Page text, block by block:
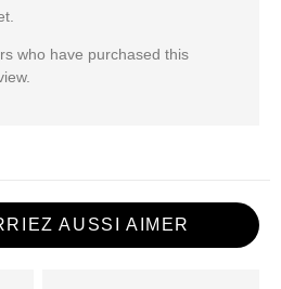
who have purchased this
AUSSI AIMER